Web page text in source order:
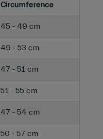
Circumference
45 - 49 cm
49 - 53 cm
47 - 51 cm
51 - 55 cm
47 - 54 cm
50 - 57 cm